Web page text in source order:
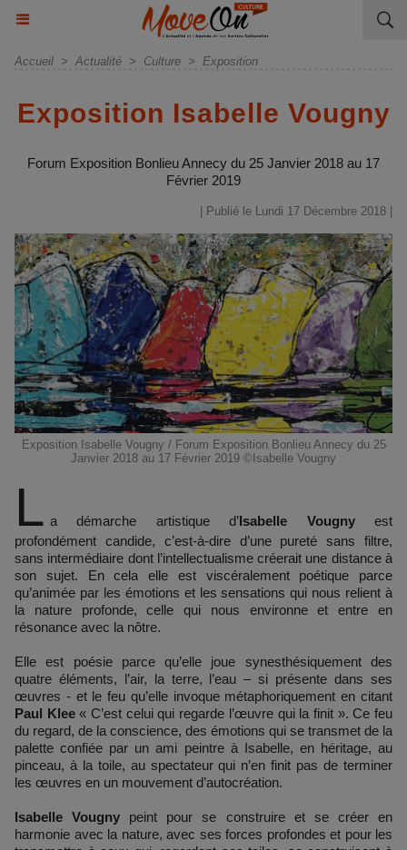
Accueil > Actualité > Culture > Exposition
Exposition Isabelle Vougny
Forum Exposition Bonlieu Annecy du 25 Janvier 2018 au 17
Février 2019
| Publié le Lundi 17 Décembre 2018 |
Exposition Isabelle Vougny / Forum Exposition Bonlieu Annecy du 25
Janvier 2018 au 17 Février 2019 ©Isabelle Vougny
L a démarche artistique d’Isabelle Vougnyest
profondément candide, c’est-à-dire d’une pureté sans filtre,
sans intermédiaire dont l’intellectualisme créerait une distance à
son sujet. En cela elle est viscéralement poétique parce
qu’animée par les émotions et les sensations qui nous relient à
la nature profonde, celle qui nous environne et entre en
résonance avec la nôtre.
Elle est poésie parce qu’elle joue synesthésiquement des
quatre éléments, l’air, la terre, l’eau – si présente dans ses
œuvres - et le feu qu’elle invoque métaphoriquement en citant
Paul Klee« C’est celui qui regarde l’œuvre qui la finit ». Ce feu
du regard, de la conscience, des émotions qui se transmet de la
palette confiée par un ami peintre à Isabelle, en héritage, au
pinceau, à la toile, au spectateur qui n’en finit pas de terminer
les œuvres en un mouvement d’autocréation.
Isabelle Vougny peint pour se construire et se créer en
harmonie avec la nature, avec ses forces profondes et pour les